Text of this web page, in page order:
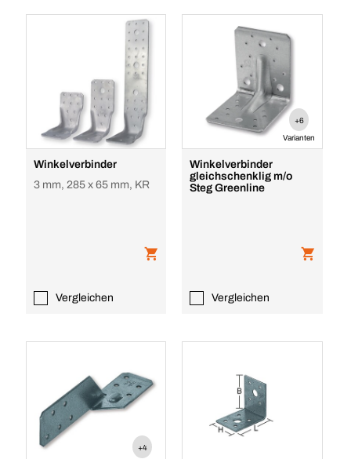
Winkelverbinder
3 mm, 285 x 65 mm, KR
Vergleichen
+6
Varianten
Winkelverbinder
gleichschenklig m/o
Steg Greenline
Vergleichen
+4